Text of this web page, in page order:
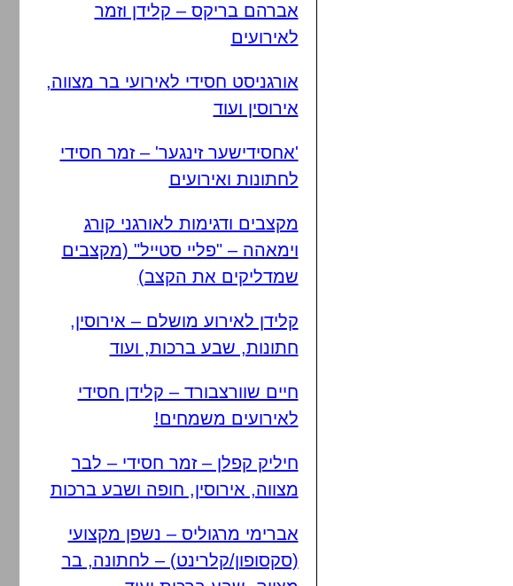
אברהם בריקס – קלידן וזמר
לאירועים
אורגניסט חסידי לאירועי בר מצווה,
אירוסין ועוד
'אחסידישער זינגער' – זמר חסידי
לחתונות ואירועים
מקצבים ודגימות לאורגני קורג
וימאהה – "פליי סטייל" (מקצבים
שמדליקים את הקצב)
קלידן לאירוע מושלם – אירוסין,
חתונות, שבע ברכות, ועוד
חיים שוורצבורד – קלידן חסידי
לאירועים משמחים!
חיליק קפלן – זמר חסידי – לבר
מצווה, אירוסין, חופה ושבע ברכות
אברימי מרגוליס – נשפן מקצועי
(סקסופון/קלרינט) – לחתונה, בר